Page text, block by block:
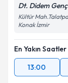
Dt. Didem
Kültür
Konak İzmir
En Yakın Saatler
13:00